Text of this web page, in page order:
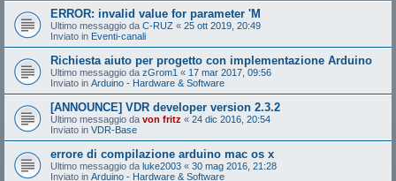
ERROR: invalid value for parameter 'M
Ultimo messaggio da C-RUZ « 25 ott 2019, 20:49
Inviato in Eventi-canali
Richiesta aiuto per progetto con implementazione Arduino
Ultimo messaggio da zGrom1 « 17 mar 2017, 09:56
Inviato in Arduino - Hardware & Software
[ANNOUNCE] VDR developer version 2.3.2
Ultimo messaggio da von fritz « 24 dic 2016, 20:54
Inviato in VDR-Base
errore di compilazione arduino mac os x
Ultimo messaggio da luke2003 « 30 mag 2016, 21:28
Inviato in Arduino - Hardware & Software